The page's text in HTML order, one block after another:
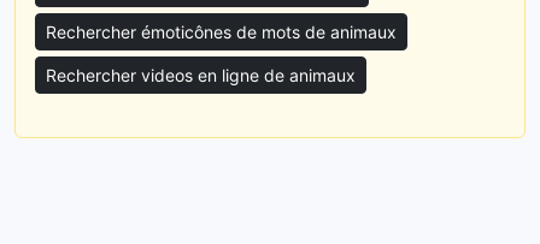
Rechercher émoticônes de mots de animaux
Rechercher videos en ligne de animaux